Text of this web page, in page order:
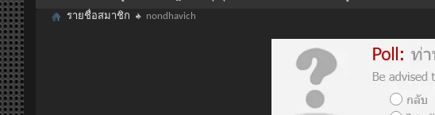
รายชื่อสมาชิก nondhavich